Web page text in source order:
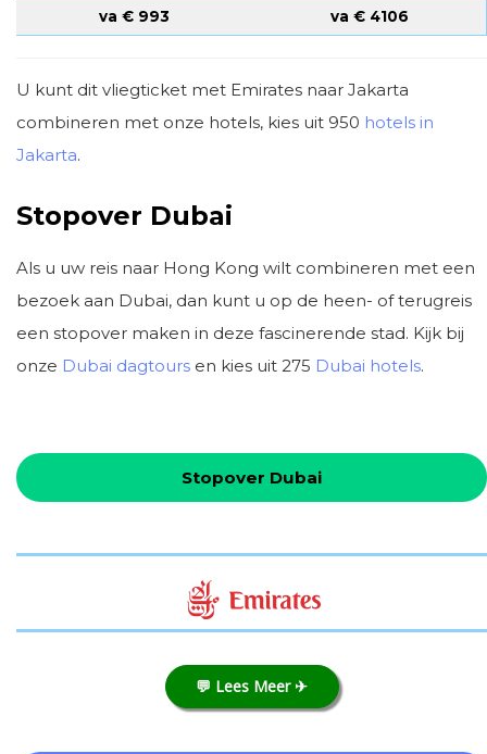
va € 993 va € 4106
U kunt dit vliegticket met Emirates naar Jakarta
combineren met onze hotels, kies uit 950 hotels in
Jakarta.
Stopover Dubai
Als u uw reis naar Hong Kong wilt combineren met een
bezoek aan Dubai, dan kunt u op de heen- of terugreis
een stopover maken in deze fascinerende stad. Kijk bij
onze Dubai dagtours en kies uit 275 Dubai hotels.
Stopover Dubai
💬 Lees Meer ✈